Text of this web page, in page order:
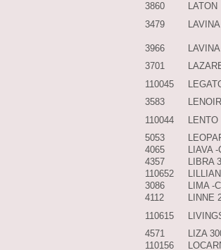
3860
LATON
3479
3966
3701
110045
3583
LENOIR
110044
LENTO
5053
4065
LIAVA
4357
LIBRA
110652
LILLIAN
3086
LIMA -
4112
LINNE
110615
4571
LIZA
110156